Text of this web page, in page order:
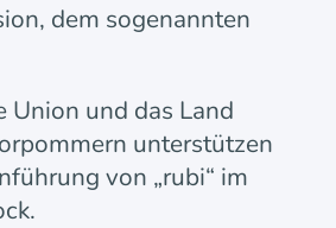
dem sogenannten
Union und das Land
unterstützen
von „rubi“ im